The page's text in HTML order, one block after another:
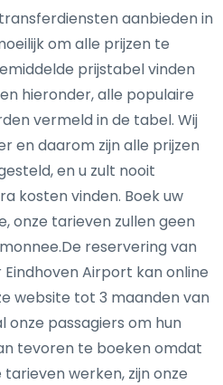
aanbieden in
om alle prijzen te
prijstabel vinden
hieronder, alle populaire
vermeld in de tabel. Wij
en daarom zijn alle prijzen
en u zult nooit
kosten vinden. Boek uw
onze tarieven zullen geen
reservering van
Airport kan online
website tot 3 maanden van
onze passagiers om hun
tevoren te boeken omdat
werken, zijn onze